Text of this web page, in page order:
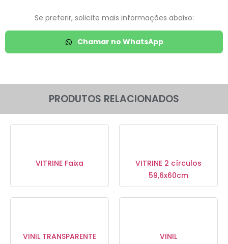
Se preferir, solicite mais informações abaixo:
Chamar no WhatsApp
PRODUTOS RELACIONADOS
VITRINE Faixa
VITRINE 2 círculos
59,6x60cm
VINIL TRANSPARENTE VINIL